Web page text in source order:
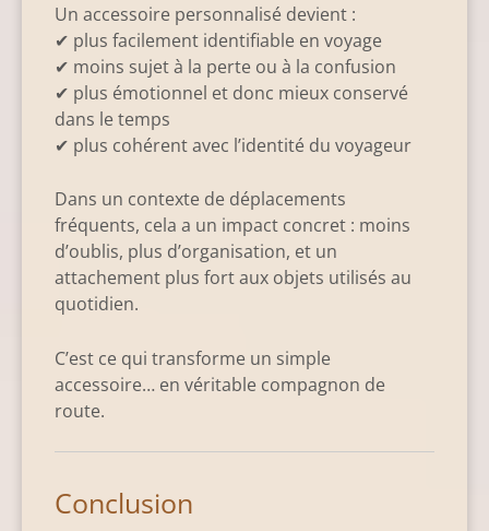
Un accessoire personnalisé devient :
✔ plus facilement identifiable en voyage
✔ moins sujet à la perte ou à la confusion
✔ plus émotionnel et donc mieux conservé
dans le temps
✔ plus cohérent avec l’identité du voyageur
Dans un contexte de déplacements
fréquents, cela a un impact concret : moins
d’oublis, plus d’organisation, et un
attachement plus fort aux objets utilisés au
quotidien.
C’est ce qui transforme un simple
accessoire… en véritable compagnon de
route.
Conclusion